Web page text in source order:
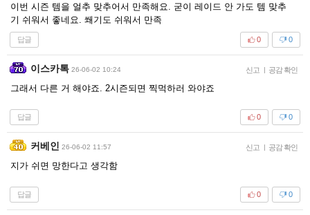
이번 시즌 템을 얼추 맞추어서 만족해요. 굳이 레이드 안 가도 템 맞추
기 쉬워서 좋네요. 쐐기도 쉬워서 만족
답글 0
0
이스카톡 26-06-02 10:24 신고 | 공감 확인
그래서 다른 거 해야죠. 2시즌되면 찍먹하러 와야죠
답글 0
0
커베인 26-06-02 11:57 신고 | 공감 확인
지가 쉬면 망한다고 생각함
답글 0
0